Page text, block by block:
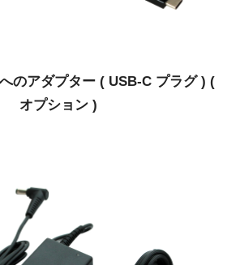
のアダプター ( USB-C プラグ ) (
オプション )